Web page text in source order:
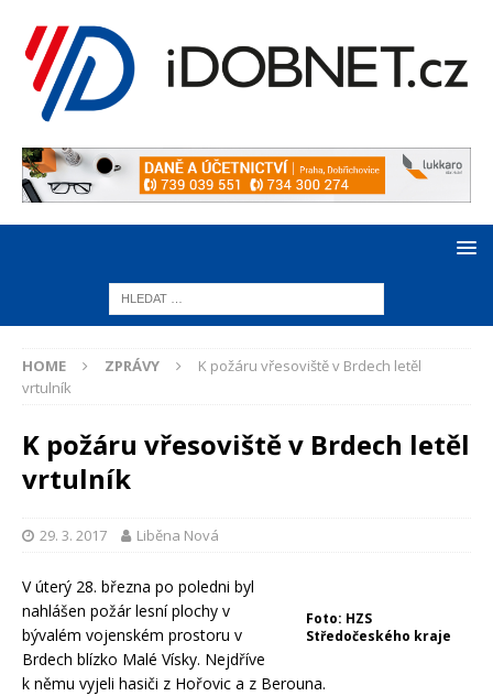
HOME ZPRÁVY
K požáru vřesoviště v Brdech letěl
vrtulník
K požáru vřesoviště v Brdech letěl
vrtulník
29. 3. 2017 Liběna Nová
Foto: HZS
Středočeského kraje
V úterý 28. března po poledni byl
nahlášen požár lesní plochy v
bývalém vojenském prostoru v
Brdech blízko Malé Vísky. Nejdříve
k němu vyjeli hasiči z Hořovic a z Berouna.